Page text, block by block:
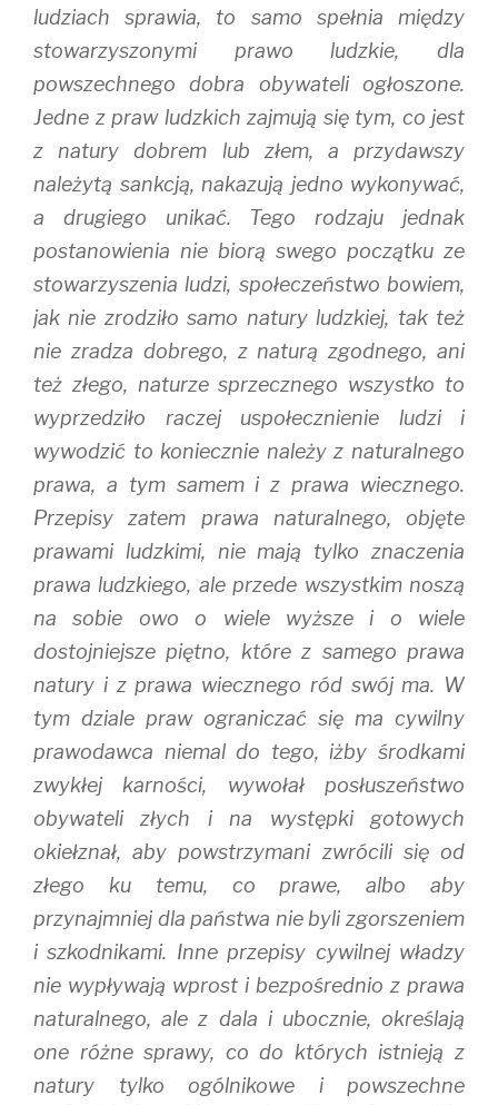
ludziach sprawia, to samo spełnia między
stowarzyszonymi prawo ludzkie, dla
powszechnego dobra obywateli ogłoszone.
Jedne z praw ludzkich zajmują się tym, co jest
z natury dobrem lub złem, a przydawszy
należytą sankcją, nakazują jedno wykonywać,
a drugiego unikać. Tego rodzaju jednak
postanowienia nie biorą swego początku ze
stowarzyszenia ludzi, społeczeństwo bowiem,
jak nie zrodziło samo natury ludzkiej, tak też
nie zradza dobrego, z naturą zgodnego, ani
też złego, naturze sprzecznego wszystko to
wyprzedziło raczej uspołecznienie ludzi i
wywodzić to koniecznie należy z naturalnego
prawa, a tym samem i z prawa wiecznego.
Przepisy zatem prawa naturalnego, objęte
prawami ludzkimi, nie mają tylko znaczenia
prawa ludzkiego, ale przede wszystkim noszą
na sobie owo o wiele wyższe i o wiele
dostojniejsze piętno, które z samego prawa
natury i z prawa wiecznego ród swój ma. W
tym dziale praw ograniczać się ma cywilny
prawodawca niemal do tego, iżby środkami
zwykłej karności, wywołał posłuszeństwo
obywateli złych i na występki gotowych
okiełznał, aby powstrzymani zwrócili się od
złego ku temu, co prawe, albo aby
przynajmniej dla państwa nie byli zgorszeniem
i szkodnikami. Inne przepisy cywilnej władzy
nie wypływają wprost i bezpośrednio z prawa
naturalnego, ale z dala i ubocznie, określają
one różne sprawy, co do których istnieją z
natury tylko ogólnikowe i powszechne